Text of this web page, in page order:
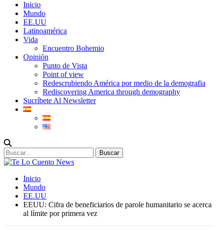
Inicio
Mundo
EE.UU
Latinoamérica
Vida
Encuentro Bohemio
Opinión
Punto de Vista
Point of view
Redescrubiendo América por medio de la demografia
Rediscovering America through demography
Sucríbete Al Newsletter
Inicio
Mundo
EE.UU
EEUU: Cifra de beneficiarios de parole humanitario se acerca
al límite por primera vez